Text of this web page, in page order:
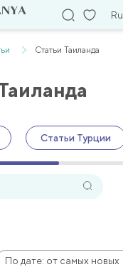
Ru
Статьи Таиланда
Статьи Турции
По дате: от самых новых